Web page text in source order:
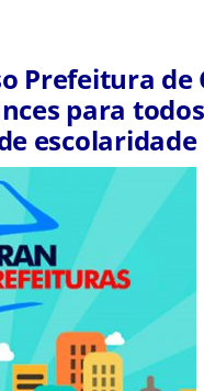
Prefeitura de
para
escolaridade